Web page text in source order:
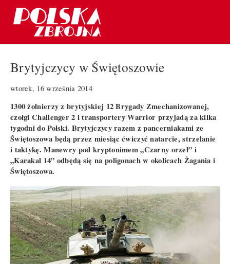
Brytyjczycy w Świętoszowie
wtorek, 16 września 2014
1300 żołnierzy z brytyjskiej 12 Brygady Zmechanizowanej,
czołgi Challenger 2 i transportery Warrior przyjadą za kilka
tygodni do Polski. Brytyjczycy razem z pancerniakami ze
Świętoszowa będą przez miesiąc ćwiczyć natarcie, strzelanie
i taktykę. Manewry pod kryptonimem „Czarny orzeł” i
„Karakal 14” odbędą się na poligonach w okolicach Żagania i
Świętoszowa.